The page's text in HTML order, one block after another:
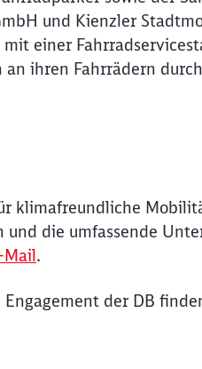
und Kienzler
einer
ihren Fahrrädern
klimafreundliche
die umfassende
Mail.
der DB